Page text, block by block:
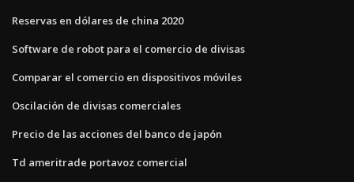
Reservas en dólares de china 2020
Software de robot para el comercio de divisas
Comparar el comercio en dispositivos móviles
Oscilación de divisas comerciales
Precio de las acciones del banco de japón
Td ameritrade portavoz comercial